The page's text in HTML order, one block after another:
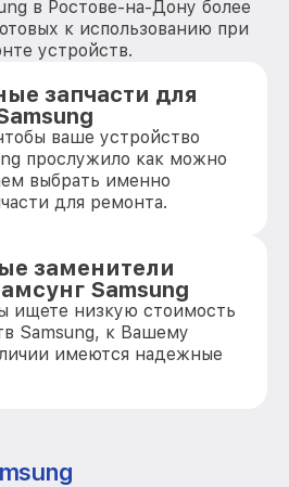
в Ростове-на-Дону более
к использованию при
устройств.
запчасти для
ваше устройство
прослужило как можно
выбрать именно
для ремонта.
заменители
Samsung
ищете низкую стоимость
Samsung, к Вашему
имеются надежные